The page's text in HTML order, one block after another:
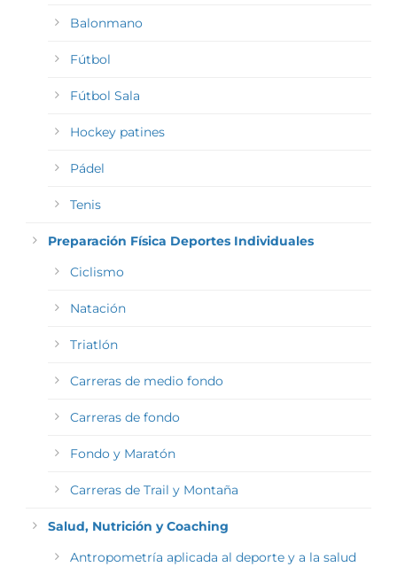
Balonmano
Fútbol
Fútbol Sala
Hockey patines
Pádel
Tenis
Preparación Física Deportes Individuales
Ciclismo
Natación
Triatlón
Carreras de medio fondo
Carreras de fondo
Fondo y Maratón
Carreras de Trail y Montaña
Salud, Nutrición y Coaching
Antropometría aplicada al deporte y a la salud